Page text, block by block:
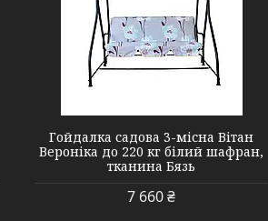
Гойдалка садова 3-місна Вітан
Вероніка до 220 кг білий шафран,
тканина Бязь
7 660 ₴